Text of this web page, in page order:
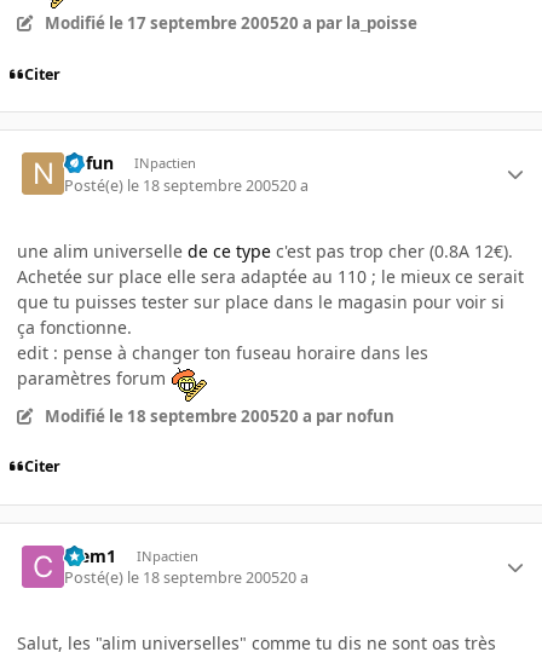
Modifié le 17 septembre 200520 a par la_poisse
Citer
nofun INpactien
Posté(e) le 18 septembre 200520 a
une alim universelle de ce type c'est pas trop cher (0.8A 12€).
Achetée sur place elle sera adaptée au 110 ; le mieux ce serait
que tu puisses tester sur place dans le magasin pour voir si
ça fonctionne.
edit : pense à changer ton fuseau horaire dans les
paramètres forum
Modifié le 18 septembre 200520 a par nofun
Citer
Clem1 INpactien
Posté(e) le 18 septembre 200520 a
Salut, les "alim universelles" comme tu dis ne sont oas très